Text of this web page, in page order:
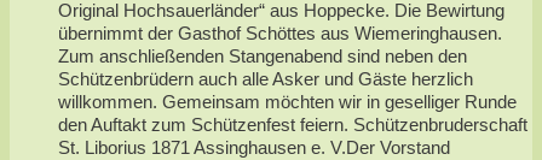
Original Hochsauerländer“ aus Hoppecke. Die Bewirtung
übernimmt der Gasthof Schöttes aus Wiemeringhausen.
Zum anschließenden Stangenabend sind neben den
Schützenbrüdern auch alle Asker und Gäste herzlich
willkommen. Gemeinsam möchten wir in geselliger Runde
den Auftakt zum Schützenfest feiern. Schützenbruderschaft
St. Liborius 1871 Assinghausen e. V.Der Vorstand